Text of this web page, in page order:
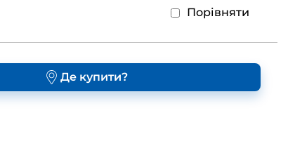
Порівняти
Де купити?